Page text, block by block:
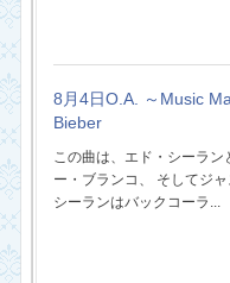
8月4日O.A. ～Music
Bieber
この曲は、エド・シーラ
ー・ブランコ、 そしてジ
シーランはバックコーラ...